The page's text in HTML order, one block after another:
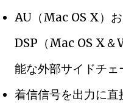
AU（Mac OS X）
DSP（Mac OS X
能な外部サイドチェ
着信信号を出力に